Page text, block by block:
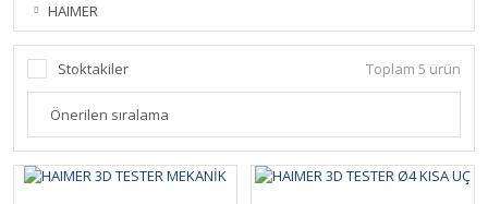
HAIMER
Stoktakiler Toplam 5 ürün